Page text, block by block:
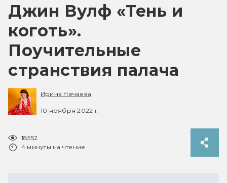
Джин Вулф «Тень и
коготь».
Поучительные
странствия палача
Ирина Нечаева
10 ноября 2022 г.
18552
4 минуты на чтение